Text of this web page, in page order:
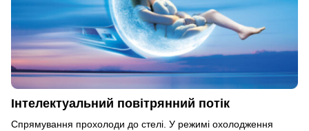
Інтелектуальний повітрянний потік
Спрямування прохолоди до стелі. У режимі охолодження